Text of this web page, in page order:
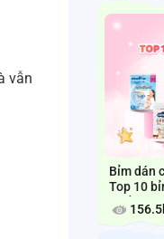
vẫn
Bỉm dán
Top 10
nhất hiện